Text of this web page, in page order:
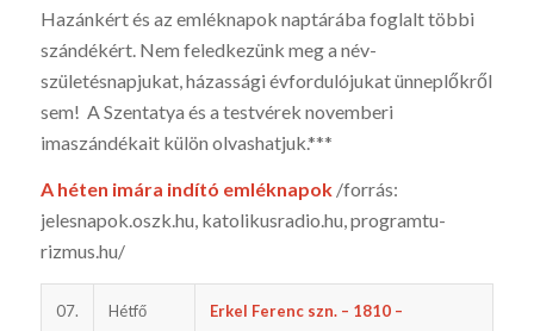
Hazánkért és az emléknapok naptárába foglalt többi
szándékért. Nem feledkezünk meg a név-
születésnapjukat, házassági évfordulójukat ünneplőkről
sem! A Szentatya és a testvérek novemberi
imaszándékait külön olvashatjuk.***
A héten imára indító emléknapok/forrás:
jelesnapok.oszk.hu, katoli­kusradio.hu, programtu­
rizmus.hu/
07. Hétfő
Erkel Ferenc szn. – 1810 –